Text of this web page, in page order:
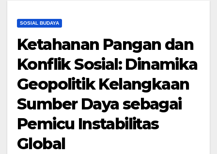
SOSIAL BUDAYA
Ketahanan Pangan dan
Konflik Sosial: Dinamika
Geopolitik Kelangkaan
Sumber Daya sebagai
Pemicu Instabilitas
Global